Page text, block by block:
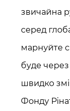
звичайна
серед
марнуйте
буде через
швидко
Фонду